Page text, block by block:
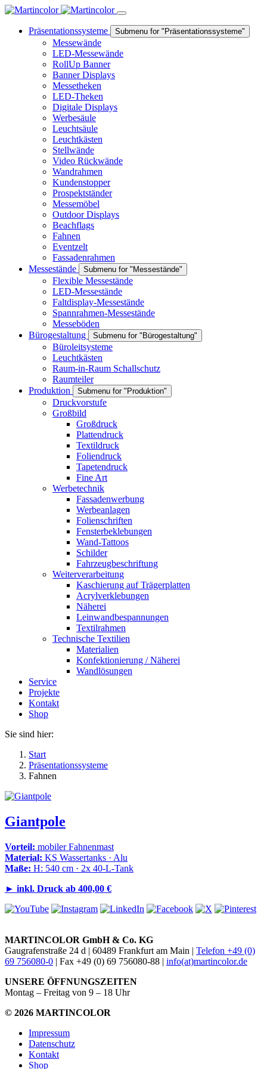
Präsentationssysteme Submenu for "Präsentationssysteme"
Messewände
LED-Messewände
RollUp Banner
Banner Displays
Messetheken
LED-Theken
Digitale Displays
Werbesäule
Leuchtsäule
Leuchtkästen
Stellwände
Video Rückwände
Wandrahmen
Kundenstopper
Prospektständer
Messemöbel
Outdoor Displays
Beachflags
Fahnen
Eventzelt
Fassadenrahmen
Messestände
Submenu for "Messestände"
Flexible Messestände
LED-Messestände
Faltdisplay-Messestände
Spannrahmen-Messestände
Messeböden
Bürogestaltung
Submenu for "Bürogestaltung"
Büroleitsysteme
Leuchtkästen
Raum-in-Raum Schallschutz
Raumteiler
Produktion
Submenu for "Produktion"
Druckvorstufe
Großbild
Großdruck
Plattendruck
Textildruck
Foliendruck
Tapetendruck
Fine Art
Werbetechnik
Fassadenwerbung
Werbeanlagen
Folienschriften
Fensterbeklebungen
Wand-Tattoos
Schilder
Fahrzeugbeschriftung
Weiterverarbeitung
Kaschierung auf Trägerplatten
Acrylverklebungen
Näherei
Leinwandbespannungen
Textilrahmen
Technische Textilien
Materialien
Konfektionierung / Näherei
Wandlösungen
Service
Projekte
Kontakt
Shop
Sie sind hier:
Start
Präsentationssysteme
Fahnen
Giantpole
Vorteil: mobiler Fahnenmast
Material: KS Wassertanks · Alu
Maße: H: 540 cm · 2x 40-L-Tank
► inkl. Druck ab 400,00 €
MARTINCOLOR GmbH & Co. KG
Gaugrafenstraße 24 d | 60489 Frankfurt am Main | Telefon +49 (0)
69 756080-0 | Fax +49 (0) 69 756080-88 | info(at)martincolor.de
UNSERE ÖFFNUNGSZEITEN
Montag – Freitag von 9 – 18 Uhr
© 2026 MARTINCOLOR
Impressum
Datenschutz
Kontakt
Shop